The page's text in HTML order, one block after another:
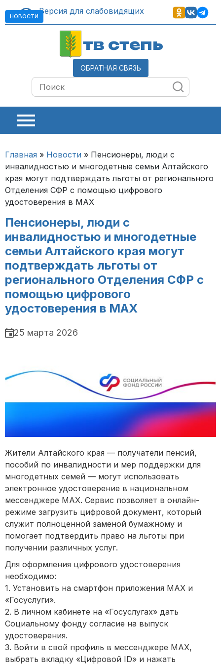
Версия для слабовидящих
тв степь
ОБРАТНАЯ СВЯЗЬ
Главная » Новости » Пенсионеры, люди с
инвалидностью и многодетные семьи Алтайского
края могут подтверждать льготы от регионального
Отделения СФР с помощью цифрового
удостоверения в MAX
Пенсионеры, люди с
инвалидностью и многодетные
семьи Алтайского края могут
подтверждать льготы от
регионального Отделения СФР с
помощью цифрового
удостоверения в MAX
НОВОСТИ
25 марта 2026
Жители Алтайского края — получатели пенсий,
пособий по инвалидности и мер поддержки для
многодетных семей — могут использовать
электронное удостоверение в национальном
мессенджере МАХ. Сервис позволяет в онлайн-
режиме загрузить цифровой документ, который
служит полноценной заменой бумажному и
помогает подтвердить право на льготы при
получении различных услуг.
Для оформления цифрового удостоверения
необходимо:
1. Установить на смартфон приложения MAX и
«Госуслуги».
2. В личном кабинете на «Госуслугах» дать
Социальному фонду согласие на выпуск
удостоверения.
3. Войти в свой профиль в мессенджере MAX,
выбрать вкладку «Цифровой ID» и нажать